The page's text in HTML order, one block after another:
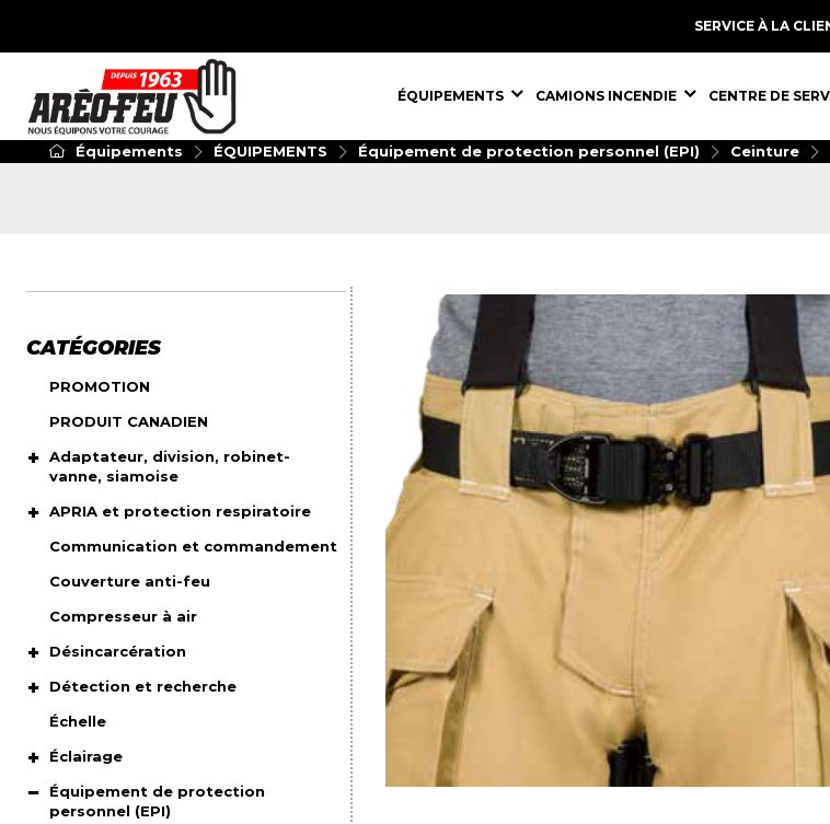
SERVICE À LA
ÉQUIPEMENTS,
ÉQUIPEMENTS ÉQUIPEMENTS,
CAMIONS INCENDIE ÉQUIPEMENTS,
CENTRE DE
Équipements ÉQUIPEMENTS Équipement de protection personnel (EPI) Ceinture
CATÉGORIES
PROMOTION
PRODUIT CANADIEN
Adaptateur, division, robinet-
vanne, siamoise
APRIA et protection respiratoire
Communication et commandement
Couverture anti-feu
Compresseur à air
Désincarcération
Détection et recherche
Échelle
Éclairage
Équipement de protection
personnel (EPI)